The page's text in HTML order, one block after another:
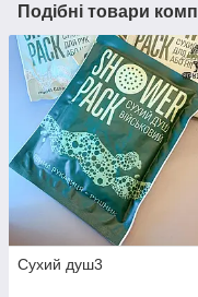
Подібні товари
Сухий душ3